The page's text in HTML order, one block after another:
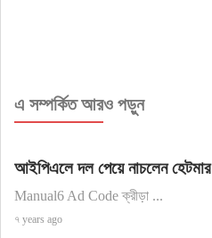
এ সম্পর্কিত আরও পড়ুন
আইপিএলে দল পেয়ে নাচলেন হেটমার
Manual6 Ad Code ক্রীড়া ...
৭ years ago